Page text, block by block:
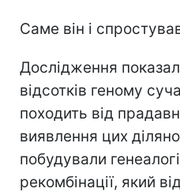
Саме він і
Дослідження
відсотків геному
походить від
виявлення цих
побудували
рекомбінації, який